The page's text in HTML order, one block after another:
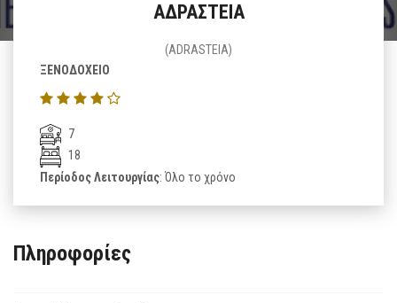
ΑΔΡΑΣΤΕΙΑ
(ADRASTEIA)
ΞΕΝΟΔΟΧΕΙΟ
7
18
Περίοδος Λειτουργίας: Όλο το χρόνο
Πληροφορίες